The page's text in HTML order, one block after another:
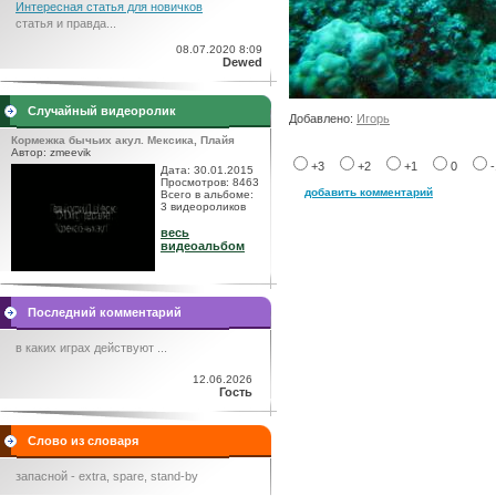
Интересная статья для новичков
статья и правда...
08.07.2020 8:09
Dewed
Случайный видеоролик
Кормежка бычьих акул. Мексика, Плайя
Автор: zmeevik
Дата: 30.01.2015
Просмотров: 8463
Всего в альбоме:
3 видеороликов
весь
видеоальбом
Последний комментарий
в каких играх действуют ...
12.06.2026
Гость
Слово из словаря
запасной - extra, spare, stand-by
Добавлено: Игорь
+3 +2 +1 0
добавить комментарий